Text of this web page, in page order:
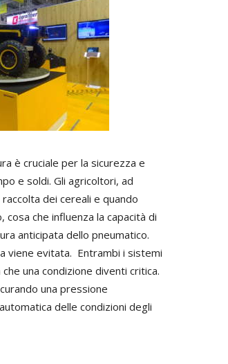
è cruciale per la sicurezza e
e soldi. Gli agricoltori, ad
dei cereali e quando
che influenza la capacità di
anticipata dello pneumatico.
viene evitata. Entrambi i sistemi
una condizione diventi critica.
una pressione
delle condizioni degli